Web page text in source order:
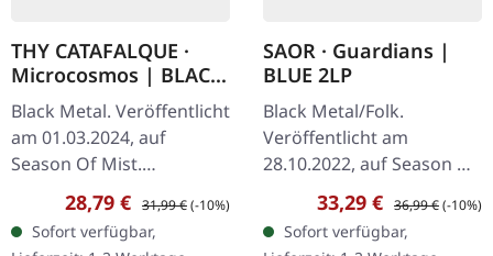
THY CATAFALQUE ·
Microcosmos | BLACK
2LP
Black Metal. Veröffentlicht
am 01.03.2024, auf
Season Of Mist.
Schwarzes Doppel-Vinyl
im Gatefold-Cover. Im
Bereich des
Verkaufspreis:
28,79 € Regulärer Preis:
31,99 €(-10%)
Sofort verfügbar,
SAOR · Guardians |
BLUE 2LP
Black Metal/Folk.
Veröffentlicht am
28.10.2022, auf Season Of
Mist. Remixte und
remasterte Edition auf
transparentem blauen
Verkaufspreis:
33,29 € Regulärer Preis:
36,99 €(-10%)
Sofort verfügbar,